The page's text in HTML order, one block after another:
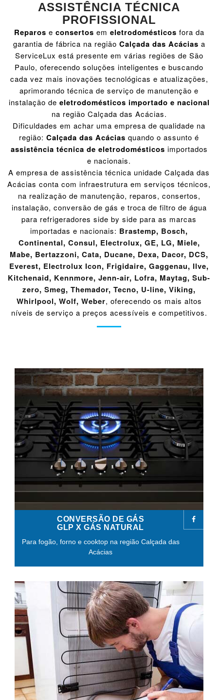
ASSISTÊNCIA TÉCNICA
PROFISSIONAL
Reparos e consertos em eletrodomésticos fora da
garantia de fábrica na região Calçada das Acácias a
ServiceLux está presente em várias regiões de São
Paulo, oferecendo soluções inteligentes e buscando
cada vez mais inovações tecnológicas e atualizações,
aprimorando técnica de serviço de manutenção e
instalação de eletrodomésticos importado e nacional
na região Calçada das Acácias.
Dificuldades em achar uma empresa de qualidade na
região: Calçada das Acácias quando o assunto é
assistência técnica de eletrodomésticos importados
e nacionais.
A empresa de assistência técnica unidade Calçada das
Acácias conta com infraestrutura em serviços técnicos,
na realização de manutenção, reparos, consertos,
instalação, conversão de gás e troca de filtro de água
para refrigeradores side by side para as marcas
importadas e nacionais: Brastemp, Bosch,
Continental, Consul, Electrolux, GE, LG, Miele,
Mabe, Bertazzoni, Cata, Ducane, Dexa, Dacor, DCS,
Everest, Electrolux Icon, Frigidaire, Gaggenau, Ilve,
Kitchenaid, Kennmore, Jenn-air, Lofra, Maytag, Sub-
zero, Smeg, Themador, Tecno, U-line, Viking,
Whirlpool, Wolf, Weber, oferecendo os mais altos
níveis de serviço a preços acessíveis e competitivos.
CONVERSÃO DE GÁS
GLP X GÁS NATURAL
Para fogão, forno e cooktop na região Calçada das
Acácias